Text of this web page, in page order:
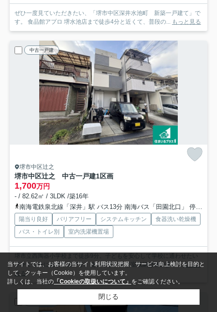
ぜひ一度見ていただきたい、「堺市中区深井水池町 新築一戸建て」で
す。 食品館アプロ 堺水池店まで徒歩4分と近くて、普段の...
もっと見る
中古一戸建
堺市中区辻之
堺市中区辻之 中古一戸建1区画
1,700万円
- / 82.62㎡ / 3LDK /築16年
南海電鉄泉北線「深井」駅 バス13分 南海バス「田園北口」 停歩1分
陽当り良好 バリアフリー システムキッチン
食器洗い乾燥機
バス・トイレ別
室内洗濯機置場
堺市立西陶器小学校まで徒歩9分。子どもを安心して学校に通わせたい
ファミリーにおすすめです。使いやすい全居室収納は物が多い...もっと
見る
当サイトでは、お客様の当サイト利用状況把握、サービス向上検討を目的と
して、クッキー（Cookie）を使用しています。
詳しくは、当社の 「Cookieの取扱いについて」 をご確認ください。
閉じる